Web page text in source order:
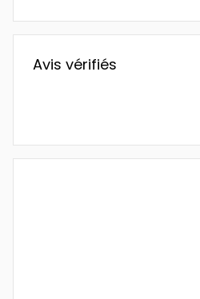
Avis vérifiés